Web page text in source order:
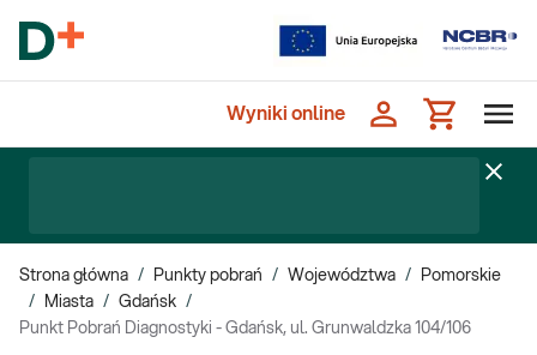
Wyniki online
Strona główna / Punkty pobrań / Województwa /
Pomorskie
/
Miasta / Gdańsk /
Punkt Pobrań Diagnostyki - Gdańsk, ul. Grunwaldzka 104/106